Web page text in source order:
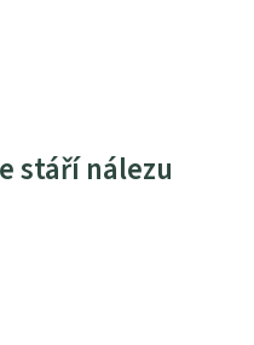
stáří nálezu